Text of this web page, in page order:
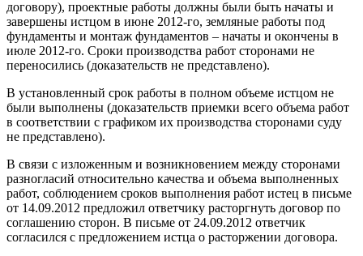
договору), проектные работы должны были быть начаты и
завершены истцом в июне 2012-го, земляные работы под
фундаменты и монтаж фундаментов – начаты и окончены в
июле 2012-го. Сроки производства работ сторонами не
переносились (доказательств не представлено).
В установленный срок работы в полном объеме истцом не
были выполнены (доказательств приемки всего объема работ
в соответствии с графиком их производства сторонами суду
не представлено).
В связи с изложенным и возникновением между сторонами
разногласий относительно качества и объема выполненных
работ, соблюдением сроков выполнения работ истец в письме
от 14.09.2012 предложил ответчику расторгнуть договор по
соглашению сторон. В письме от 24.09.2012 ответчик
согласился с предложением истца о расторжении договора.